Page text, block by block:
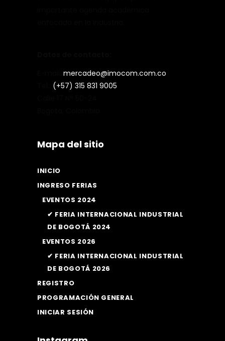
mercadeo@imocom.com.co
(+57) 315 831 9005
Mapa del sitio
INICIO
INGRESO FERIAS
EVENTOS 2024
✔ FERIA INTERNACIONAL INDUSTRIAL
DE BOGOTÁ 2024
EVENTOS 2026
✔ FERIA INTERNACIONAL INDUSTRIAL
DE BOGOTÁ 2026
REGISTRO
PROGRAMACIÓN GENERAL
INICIAR SESIÓN